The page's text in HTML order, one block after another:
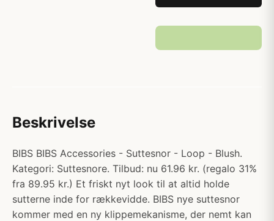
Beskrivelse
BIBS BIBS Accessories - Suttesnor - Loop - Blush.
Kategori: Suttesnore. Tilbud: nu 61.96 kr. (regalo 31%
fra 89.95 kr.) Et friskt nyt look til at altid holde
sutterne inde for rækkevidde. BIBS nye suttesnor
kommer med en ny klippemekanisme, der nemt kan